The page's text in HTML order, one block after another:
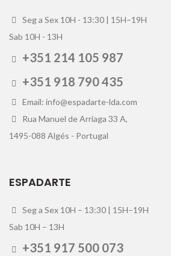
Seg a Sex 10H - 13:30 | 15H–19H
Sab 10H - 13H
+351 214 105 987
+351 918 790 435
Email: info@espadarte-lda.com
Rua Manuel de Arriaga 33 A,
1495-088 Algés - Portugal
ESPADARTE
Seg a Sex 10H – 13:30 | 15H–19H
Sab 10H – 13H
+351 917 500 073